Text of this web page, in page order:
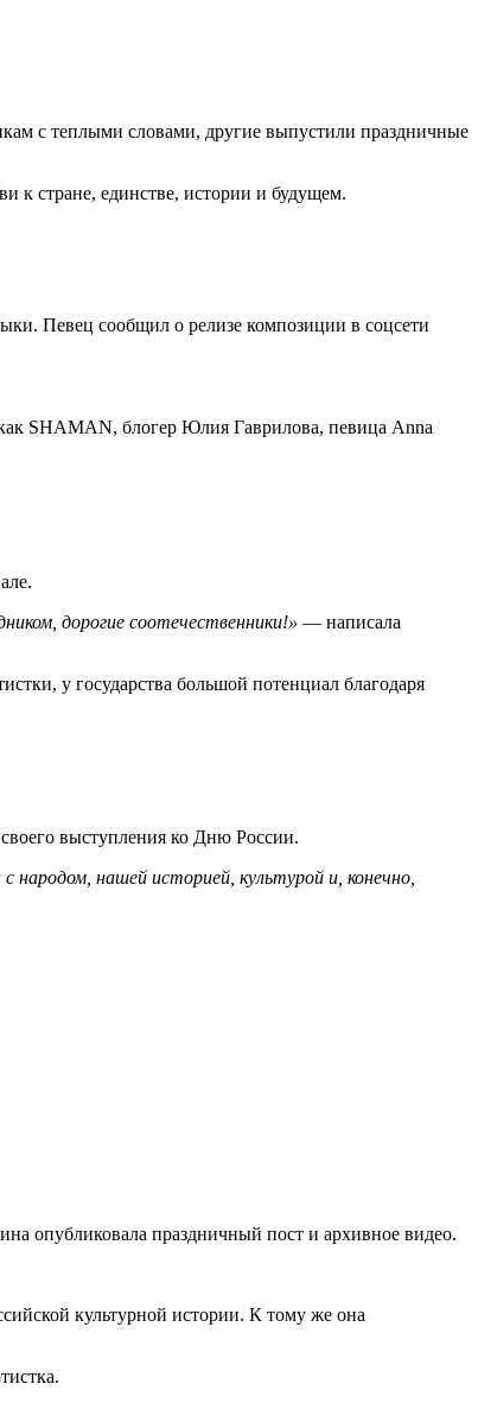
с теплыми словами, другие выпустили праздничные
к стране, единстве, истории и будущем.
Певец сообщил о релизе композиции в соцсети
SHAMAN, блогер Юлия Гаврилова, певица Anna
дорогие соотечественники!» — написала
у государства большой потенциал благодаря
выступления ко Дню России.
нашей историей, культурой и, конечно,
опубликовала праздничный пост и архивное видео.
культурной истории. К тому же она